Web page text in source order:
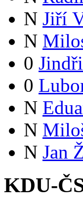
N Jiří
N
0
0
N
N
N Jan
KDU-